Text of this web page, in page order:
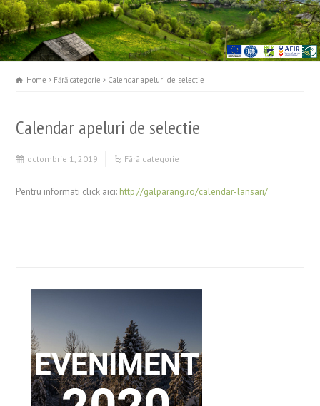
Home Fără categorie Calendar apeluri de selectie
Calendar apeluri de selectie
octombrie 1, 2019 Fără categorie
Pentru informati click aici: http://galparang.ro/calendar-lansari/